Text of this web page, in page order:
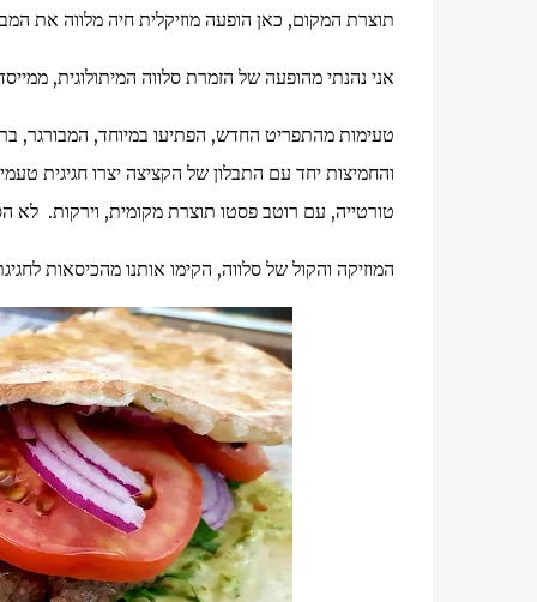
תוצרת המקום, כאן הופעה מוזיקלית חיה מלווה את
אני נהנתי מהופעה של הזמרת סלווה המיתולוגית,
טעימות מהתפריט החדש, הפתיעו במיוחד, המבורגר,
והחמיצות יחד עם התבלון של הקציצה יצרו חגיגית
טורטייה, עם רוטב פסטו תוצרת מקומית, וירקות. לא
המוזיקה והקול של סלווה, הקימו אותנו מהכיסאות